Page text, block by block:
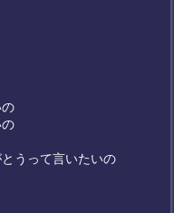
うって言いたいの